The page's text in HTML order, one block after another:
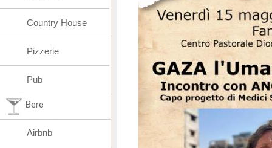
Country House
Pizzerie
Pub
Bere
Airbnb